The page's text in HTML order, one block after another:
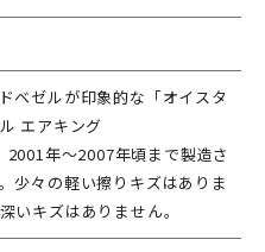
ベゼルが印象的な「オイスタ
エアキング
年～2007年頃まで製造さ
少々の軽い擦りキズはありま
いキズはありません。